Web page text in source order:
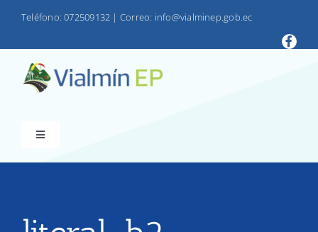
Teléfono: 072509132 | Correo: info@vialminep.gob.ec
Toggle
Navigation
VIALMIN